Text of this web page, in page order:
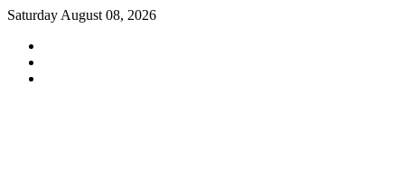
Saturday August 08, 2026